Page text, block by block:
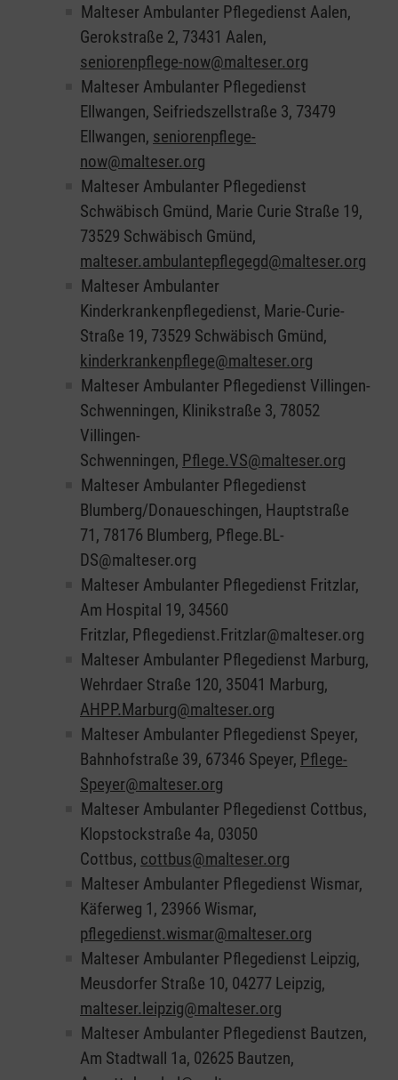
Malteser Ambulanter Pflegedienst Aalen,
Gerokstraße 2, 73431 Aalen,
seniorenpflege-now@malteser.org
Malteser Ambulanter Pflegedienst
Ellwangen, Seifriedszellstraße 3, 73479
Ellwangen, seniorenpflege-
now@malteser.org
Malteser Ambulanter Pflegedienst
Schwäbisch Gmünd, Marie Curie Straße 19,
73529 Schwäbisch Gmünd,
malteser.ambulantepflegegd@malteser.org
Malteser Ambulanter
Kinderkrankenpflegedienst, Marie-Curie-
Straße 19, 73529 Schwäbisch Gmünd,
kinderkrankenpflege@malteser.org
Malteser Ambulanter Pflegedienst Villingen-
Schwenningen, Klinikstraße 3, 78052
Villingen-
Schwenningen, Pflege.VS@malteser.org
Malteser Ambulanter Pflegedienst
Blumberg/Donaueschingen, Hauptstraße
71, 78176 Blumberg, Pflege.BL-
DS@malteser.org
Malteser Ambulanter Pflegedienst Fritzlar,
Am Hospital 19, 34560
Fritzlar, Pflegedienst.Fritzlar@malteser.org
Malteser Ambulanter Pflegedienst Marburg,
Wehrdaer Straße 120, 35041 Marburg,
AHPP.Marburg@malteser.org
Malteser Ambulanter Pflegedienst Speyer,
Bahnhofstraße 39, 67346 Speyer, Pflege-
Speyer@malteser.org
Malteser Ambulanter Pflegedienst Cottbus,
Klopstockstraße 4a, 03050
Cottbus, cottbus@malteser.org
Malteser Ambulanter Pflegedienst Wismar,
Käferweg 1, 23966 Wismar,
pflegedienst.wismar@malteser.org
Malteser Ambulanter Pflegedienst Leipzig,
Meusdorfer Straße 10, 04277 Leipzig,
malteser.leipzig@malteser.org
Malteser Ambulanter Pflegedienst Bautzen,
Am Stadtwall 1a, 02625 Bautzen,